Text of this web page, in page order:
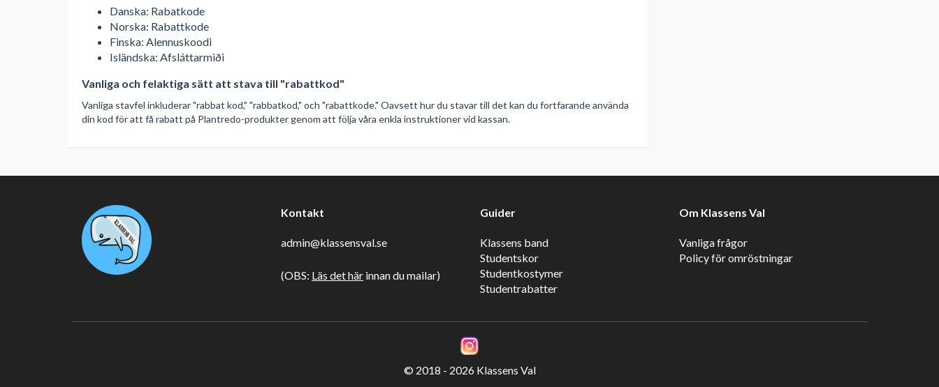
Danska: Rabatkode
Norska: Rabattkode
Finska: Alennuskoodi
Isländska: Afsláttarmiði
Vanliga och felaktiga sätt att stava till "rabattkod"
Vanliga stavfel inkluderar "rabbat kod," "rabbatkod," och "rabattkode." Oavsett hur du stavar till det kan du fortfarande använda
din kod för att få rabatt på Plantredo-produkter genom att följa våra enkla instruktioner vid kassan.
Kontakt
admin@klassensval.se
(OBS: Läs det här innan du mailar)
Guider
Klassens band
Studentskor
Studentkostymer
Studentrabatter
Om Klassens Val
Vanliga frågor
Policy för omröstningar
© 2018 - 2026 Klassens Val